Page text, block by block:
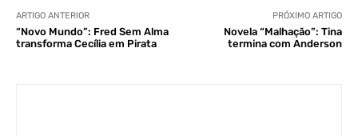
ARTIGO ANTERIOR
“Novo Mundo”: Fred Sem Alma
transforma Cecília em Pirata
PRÓXIMO ARTIGO
Novela “Malhação”: Tina
termina com Anderson